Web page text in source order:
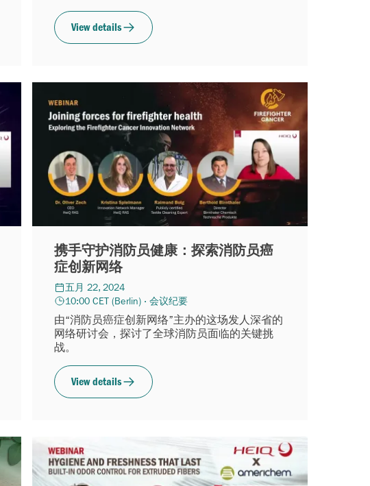
View details
携手守护消防员健康：探索消防员癌
症创新网络
五月 22, 2024
10:00 CET (Berlin) · 会议纪要
由“消防员癌症创新网络”主办的这场发人深省的
网络研讨会，探讨了全球消防员面临的关键挑
战。
View details